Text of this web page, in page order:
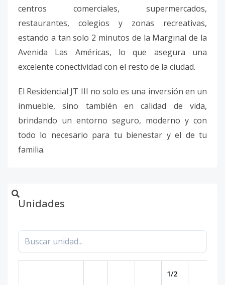
centros comerciales, supermercados,
restaurantes, colegios y zonas recreativas,
estando a tan solo 2 minutos de la Marginal de la
Avenida Las Américas, lo que asegura una
excelente conectividad con el resto de la ciudad.
El Residencial JT III no solo es una inversión en un
inmueble, sino también en calidad de vida,
brindando un entorno seguro, moderno y con
todo lo necesario para tu bienestar y el de tu
familia.
Unidades
1/2